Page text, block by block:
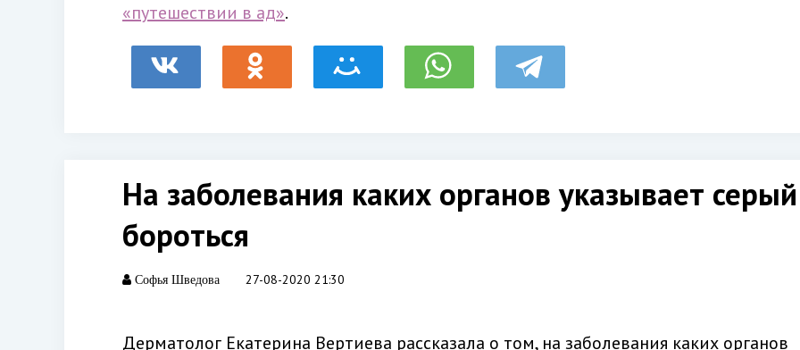
«путешествии в ад».
На заболевания каких органов указывает
бороться
Софья Шведова 27-08-2020 21:30
Дерматолог Екатерина Вертиева рассказала о том, на заболевания каких органов